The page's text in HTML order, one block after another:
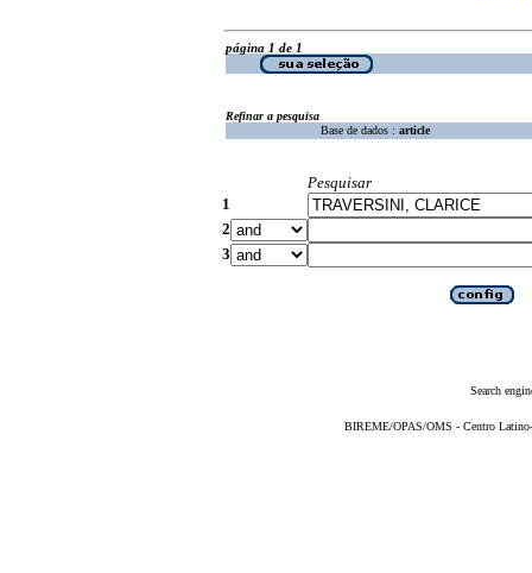
página 1 de 1
Refinar a pesquisa
Base de dados : article
Pesquisar
1
2
3
Search
BIREME/OPAS/OMS - Centro Latino-